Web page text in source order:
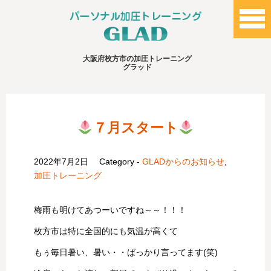
大阪府枚方市の加圧トレーニング
グラッド
７月スタート
2022年7月2日 Category -GLADからのお知らせ,
加圧トレーニング
梅雨も明けてあつーいですね～～！！！
枚方市は特に全国的にも気温が高くて
もぅ毎日暑い、暑い・・ばっかり言ってます(笑)